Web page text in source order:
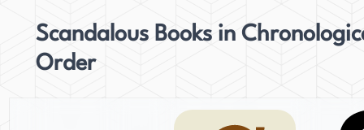
Scandalous Books in
Order